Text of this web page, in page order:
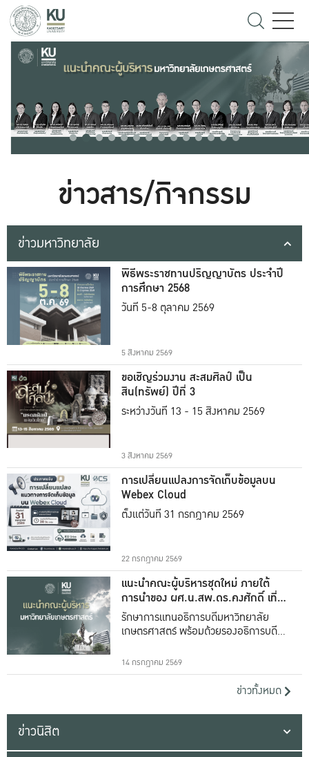
ข่าวสาร/กิจกรรม
ข่าวมหาวิทยาลัย
พิธีพระราชทานปริญญาบัตร ประจำปี
การศึกษา 2568
วันที่ 5-8 ตุลาคม 2569
5 สิงหาคม 2569
ขอเชิญร่วมงาน สะสมศิลป์ เป็น
สิน(ทรัพย์) ปีที่ 3
ระหว่างวันที่ 13 - 15 สิงหาคม 2569
3 สิงหาคม 2569
การเปลี่ยนแปลงการจัดเก็บข้อมูลบน
Webex Cloud
ตั้งแต่วันที่ 31 กรกฎาคม 2569
22 กรกฎาคม 2569
แนะนำคณะผู้บริหารชุดใหม่ ภายใต้
การนำของ ผศ.น.สพ.ดร.คงศักดิ์ เที่ยง
ธรรม
รักษาการแทนอธิการบดีมหาวิทยาลัย
เกษตรศาสตร์ พร้อมด้วยรองอธิการบดีทั้ง
14 กรกฎาคม 2569
ข่าวทั้งหมด
ข่าวนิสิต